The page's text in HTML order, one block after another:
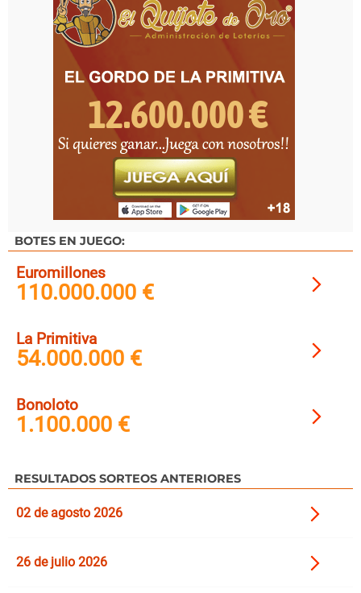
BOTES EN JUEGO:
Euromillones
110.000.000 €
La Primitiva
54.000.000 €
Bonoloto
1.100.000 €
RESULTADOS SORTEOS ANTERIORES
02 de agosto 2026
26 de julio 2026